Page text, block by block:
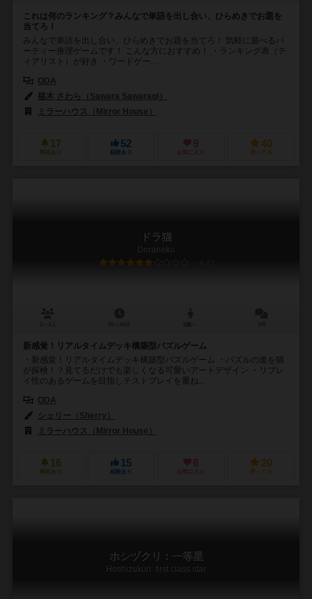
これは何のランキング？みんなで単語を出し合い、ひらめきでお題を
当てろ！
みんなで単語を出し合い、ひらめきでお題を当てろ！ 気軽に遊べるパ
ーティー推理ゲームです！ こんな方におすすめ！ ・ランキング表（テ
ィアリスト）が好き ・ワードゲー...
ODA
椹木 さわら（Sawara Sawaragi）
ミラーハウス（Mirror House）
17
興味あり
52
経験あり
9
お気に入り
40
持ってる
ドラ猫
Doraneko
6.2
新感覚！リアルタイムデッキ構築型パズルゲーム
・新感覚！リアルタイムデッキ構築型パズルゲーム ・パズルの道を猫
が探検！？見てるだけでも楽しくなる可愛いアートデザイン ・リプレ
イ性のあるゲームを目指しテストプレイを重ね...
ODA
シェリー（Sherry）
ミラーハウス（Mirror House）
16
興味あり
15
経験あり
6
お気に入り
20
持ってる
ホシヅクリ：一等星
Hoshizukuri: first class star